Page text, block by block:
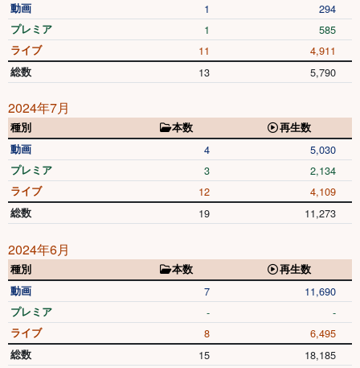
動画
1 294
プレミア 1 585
ライブ 11 4,911
総数 13 5,790
2024年7月
種別 本数
再生数
動画
4 5,030
プレミア 3 2,134
ライブ 12 4,109
総数 19 11,273
2024年6月
種別 本数
再生数
動画
7 11,690
プレミア - -
ライブ 8 6,495
総数 15 18,185